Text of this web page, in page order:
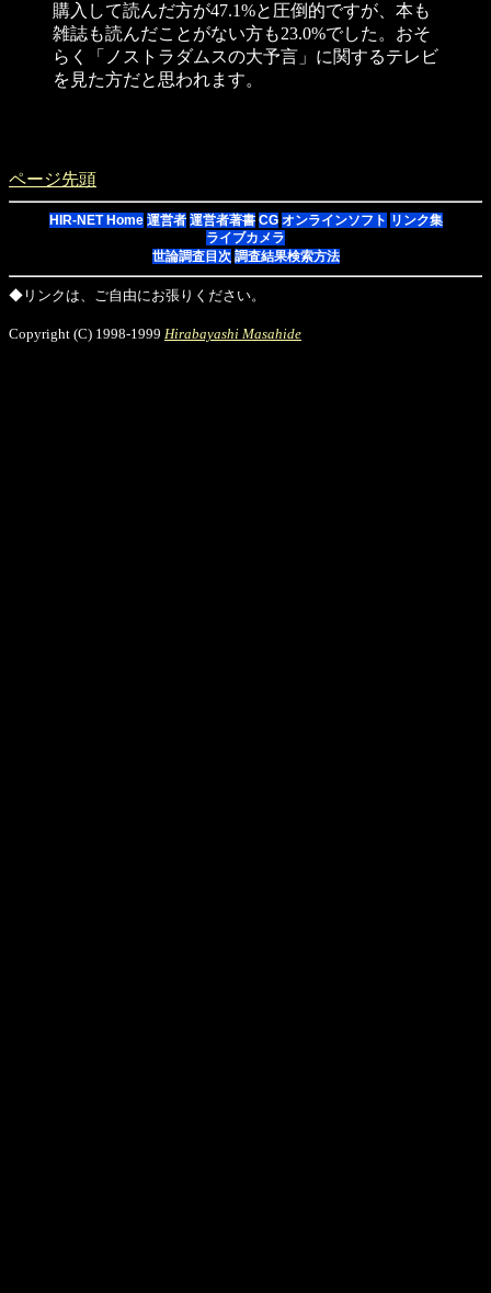
購入して読んだ方が47.1%と圧倒的ですが、本も
雑誌も読んだことがない方も23.0%でした。おそ
らく「ノストラダムスの大予言」に関するテレビ
を見た方だと思われます。
ページ先頭
HIR-NET Home 運営者 運営者著書 CG オンラインソフト リンク集
ライブカメラ
世論調査目次 調査結果検索方法
◆リンクは、ご自由にお張りください。
Copyright (C) 1998-1999 Hirabayashi Masahide